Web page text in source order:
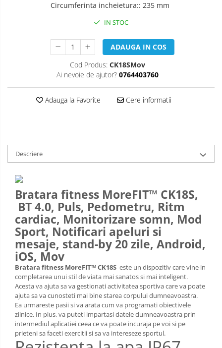
Circumferinta incheietura:: 235 mm
IN STOC
ADAUGA IN COS
Cod Produs: CK18SMov
Ai nevoie de ajutor? 0764403760
Adauga la Favorite Cere informatii
Descriere
Bratara fitness MoreFIT™ CK18S,
BT 4.0, Puls, Pedometru, Ritm
cardiac, Monitorizare somn, Mod
Sport, Notificari apeluri si
mesaje, stand-by 20 zile, Android,
iOS, Mov
Bratara fitness MoreFIT™ CK18S este un dispozitiv care vine in
completarea unui stil de viata mai sanatos si mai inteligent.
Acesta va ajuta sa va gestionati activitatea sportiva care va poate
ajuta sa va cunosteti mai bine starea corpului dumneavoastra.
Ea urmareste pasii si va arata cum va programati obiectivele
zilnice. In plus, va puteti impartasi datele dumneavoastra prin
intermediul aplicatiei ceea ce va poate incuraja pe voi si pe
prieteni sa faceti exercitii si sa va intereseze sportul.